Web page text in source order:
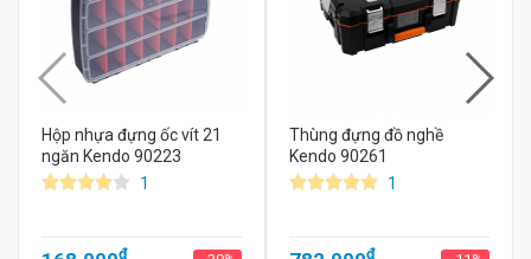
Hộp nhựa đựng ốc vít 21
ngăn Kendo 90223
1
đ
Thùng đựng đồ nghề
Kendo 90261
1
đ